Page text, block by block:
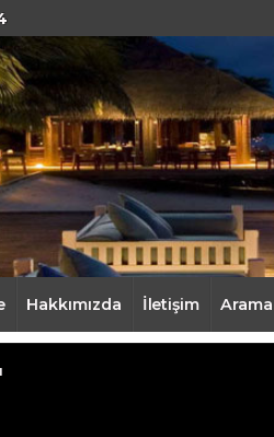
Hakkımızda İletişim Arama